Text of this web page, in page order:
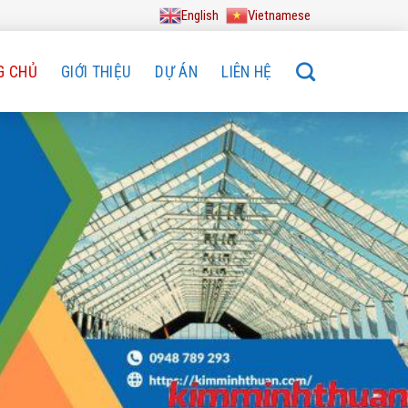
English Vietnamese
CHỦ GIỚI THIỆU DỰ ÁN LIÊN HỆ